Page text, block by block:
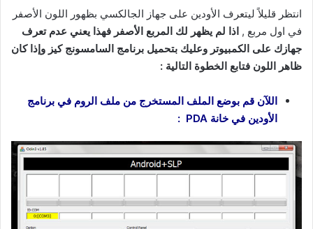
انتظر قليلاً ليتعرف الأودين على جهاز الجالكسي بظهور اللون الأصفر
في اول مربع , اذا لم يظهر لك المربع الأصفر فهذا يعني عدم تعرف
جهازك على الكمبيوتر وعليك بتحميل برنامج السامسونج كيز وإذا كان
ظاهر اللون فتابع الخطوة التالية :
اللآن قم بوضع الملف المستخرج من ملف الروم في برنامج
الأودين في خانة PDA :